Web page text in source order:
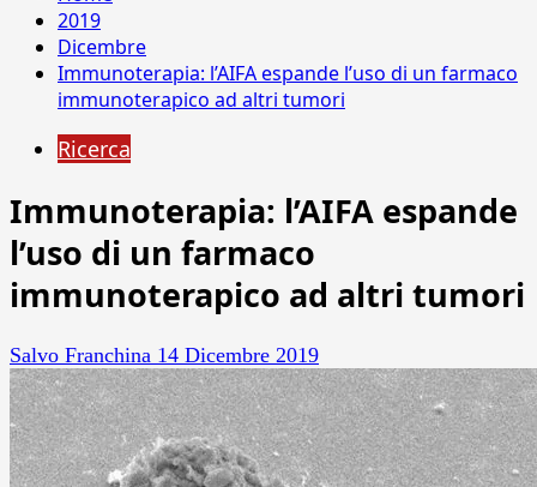
2019
Dicembre
Immunoterapia: l’AIFA espande l’uso di un farmaco
immunoterapico ad altri tumori
Ricerca
Immunoterapia: l’AIFA espande
l’uso di un farmaco
immunoterapico ad altri tumori
Salvo Franchina 14 Dicembre 2019